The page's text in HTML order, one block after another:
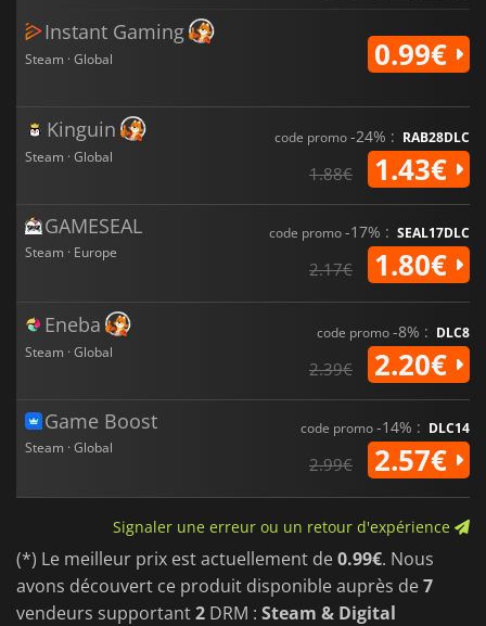
Instant Gaming
Steam · Global 0.99€
Kinguin
Steam · Global
code promo-24% : RAB28DLC
1.88€ 1.43€
GAMESEAL
Steam · Europe
code promo-17% : SEAL17DLC
2.17€ 1.80€
Eneba
Steam · Global
code promo-8% : DLC8
2.39€ 2.20€
Game Boost
Steam · Global
code promo-14% : DLC14
2.99€ 2.57€
Signaler une erreur ou un retour d'expérience
(*) Le meilleur prix est actuellement de0.99€. Nous
avons découvert ce produit disponible auprès de7
vendeurs supportant2 DRM : Steam & Digital